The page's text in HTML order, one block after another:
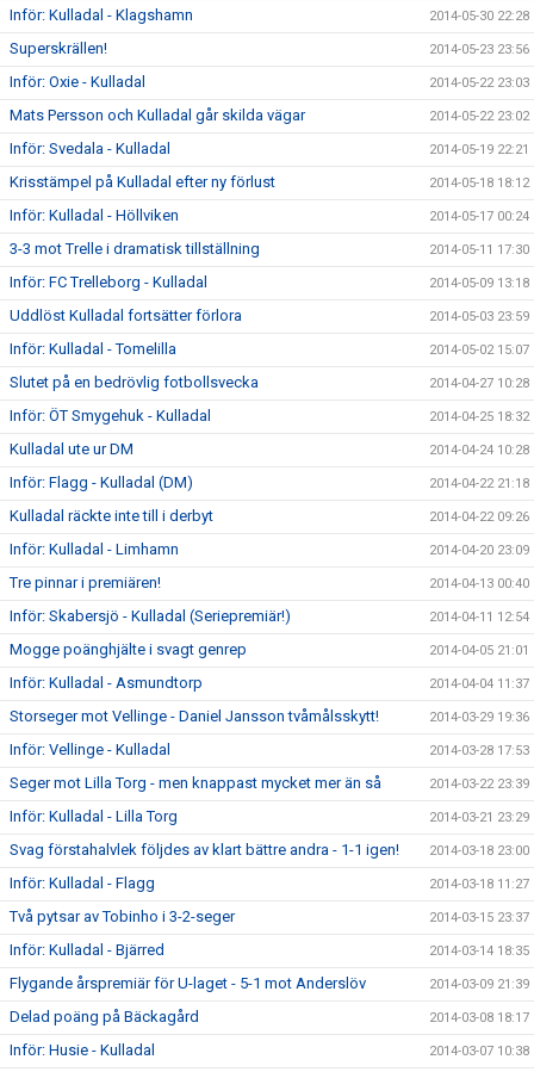
Inför: Kulladal - Klagshamn 2014-05-30 22:28
Superskrällen! 2014-05-23 23:56
Inför: Oxie - Kulladal 2014-05-22 23:03
Mats Persson och Kulladal går skilda vägar 2014-05-22 23:02
Inför: Svedala - Kulladal 2014-05-19 22:21
Krisstämpel på Kulladal efter ny förlust 2014-05-18 18:12
Inför: Kulladal - Höllviken 2014-05-17 00:24
3-3 mot Trelle i dramatisk tillställning 2014-05-11 17:30
Inför: FC Trelleborg - Kulladal 2014-05-09 13:18
Uddlöst Kulladal fortsätter förlora 2014-05-03 23:59
Inför: Kulladal - Tomelilla 2014-05-02 15:07
Slutet på en bedrövlig fotbollsvecka 2014-04-27 10:28
Inför: ÖT Smygehuk - Kulladal 2014-04-25 18:32
Kulladal ute ur DM 2014-04-24 10:28
Inför: Flagg - Kulladal (DM) 2014-04-22 21:18
Kulladal räckte inte till i derbyt 2014-04-22 09:26
Inför: Kulladal - Limhamn 2014-04-20 23:09
Tre pinnar i premiären! 2014-04-13 00:40
Inför: Skabersjö - Kulladal (Seriepremiär!) 2014-04-11 12:54
Mogge poänghjälte i svagt genrep 2014-04-05 21:01
Inför: Kulladal - Asmundtorp 2014-04-04 11:37
Storseger mot Vellinge - Daniel Jansson tvåmålsskytt! 2014-03-29 19:36
Inför: Vellinge - Kulladal 2014-03-28 17:53
Seger mot Lilla Torg - men knappast mycket mer än så 2014-03-22 23:39
Inför: Kulladal - Lilla Torg 2014-03-21 23:29
Svag förstahalvlek följdes av klart bättre andra - 1-1 igen! 2014-03-18 23:00
Inför: Kulladal - Flagg 2014-03-18 11:27
Två pytsar av Tobinho i 3-2-seger 2014-03-15 23:37
Inför: Kulladal - Bjärred 2014-03-14 18:35
Flygande årspremiär för U-laget - 5-1 mot Anderslöv 2014-03-09 21:39
Delad poäng på Bäckagård 2014-03-08 18:17
Inför: Husie - Kulladal 2014-03-07 10:38